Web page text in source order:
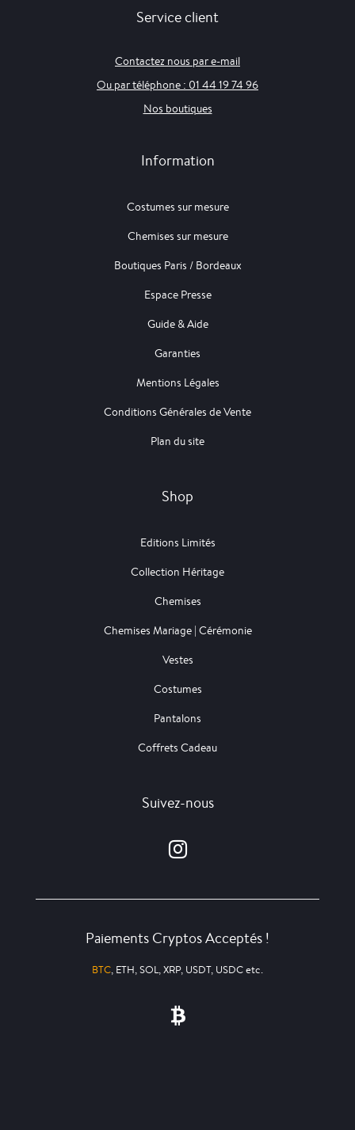
Service client
Contactez nous par e-mail
Ou par téléphone : 01 44 19 74 96
Nos boutiques
Information
Costumes sur mesure
Chemises sur mesure
Boutiques Paris / Bordeaux
Espace Presse
Guide & Aide
Garanties
Mentions Légales
Conditions Générales de Vente
Plan du site
Shop
Editions Limités
Collection Héritage
Chemises
Chemises Mariage | Cérémonie
Vestes
Costumes
Pantalons
Coffrets Cadeau
Suivez-nous
Paiements Cryptos Acceptés !
BTC, ETH, SOL, XRP, USDT, USDC etc.